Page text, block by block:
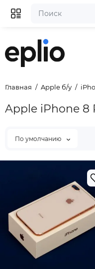
Главная Apple б/у
Apple iPhone 8
По умолчанию